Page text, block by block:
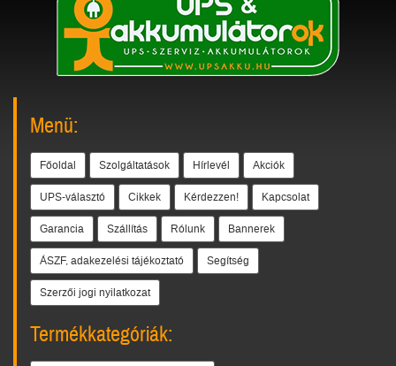
Menü:
Főoldal Szolgáltatások Hírlevél Akciók
UPS-választó Cikkek Kérdezzen! Kapcsolat
Garancia Szállítás Rólunk Bannerek
ÁSZF, adakezelési tájékoztató Segítség
Szerzői jogi nyilatkozat
Termékkategóriák: